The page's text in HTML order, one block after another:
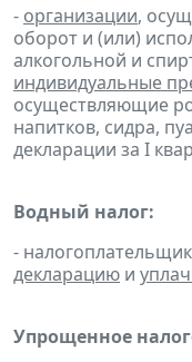
- организации,
оборот и (или)
алкогольной и
индивидуальные
осуществляющие
напитков, сидра,
декларации за I
Водный налог:
-
декларацию и
Упрощенное